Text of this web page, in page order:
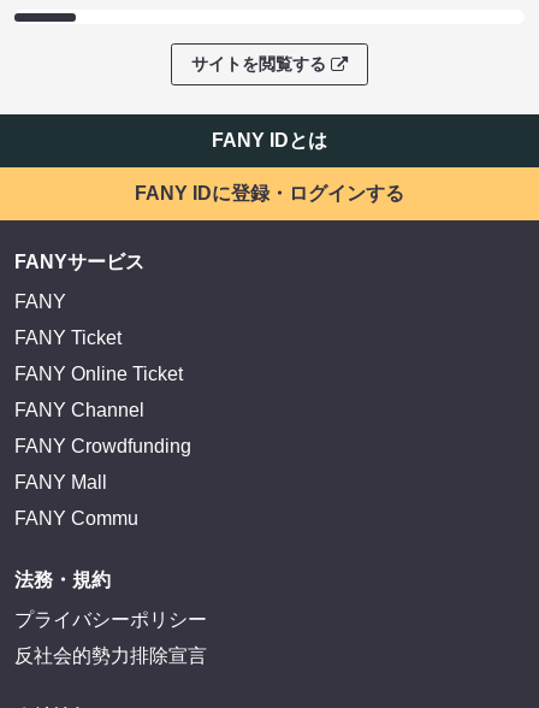
サイトを閲覧する
FANY IDとは
FANY IDに登録・ログインする
FANYサービス
FANY
FANY Ticket
FANY Online Ticket
FANY Channel
FANY Crowdfunding
FANY Mall
FANY Commu
法務・規約
プライバシーポリシー
反社会的勢力排除宣言